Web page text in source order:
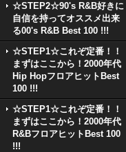
☆STEP2☆90's R&B好きに
自信を持ってオススメ出来
る00's R&B Best 100 !!!
☆STEP1☆これぞ定番！！
まずはここから！2000年代
Hip HopフロアヒットBest
100 !!!
☆STEP1☆これぞ定番！！
まずはここから！2000年代
R&BフロアヒットBest 100
!!!